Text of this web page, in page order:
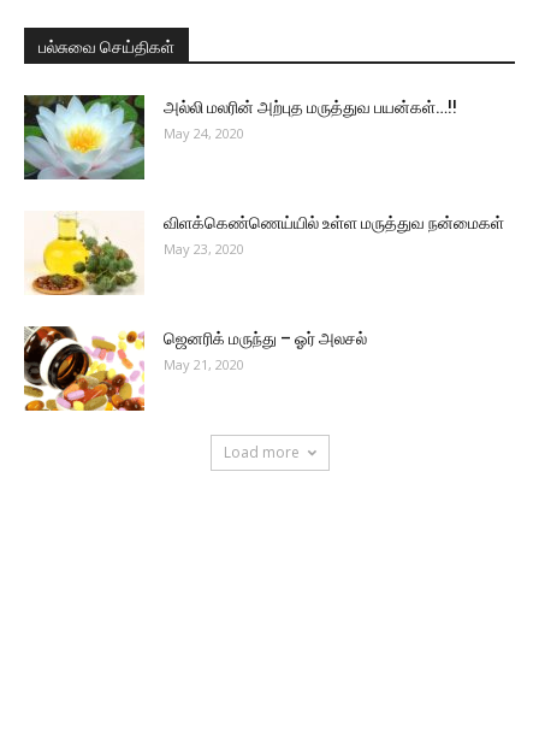
பல்சுவை செய்திகள்
அல்லி மலரின் அற்புத மருத்துவ பயன்கள்…!!
May 24, 2020
விளக்கெண்ணெய்யில் உள்ள மருத்துவ நன்மைகள்
May 23, 2020
ஜெனரிக் மருந்து – ஓர் அலசல்
May 21, 2020
Load more